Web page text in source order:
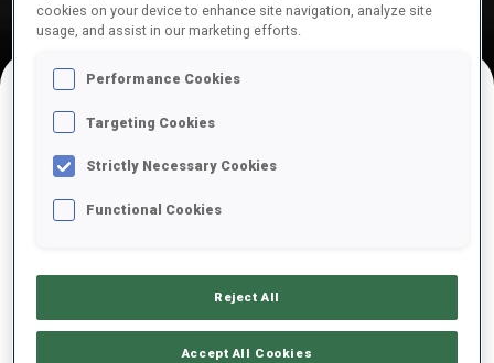
COMPÉTITIONS À VENIR
17
SUPER SPRINT QUAL. FEMMES
Programmé
cookies on your device to enhance site navigation, analyze site
usage, and assist in our marketing efforts.
Performance Cookies
Targeting Cookies
Strictly Necessary Cookies
Functional Cookies
Reject All
Accept All Cookies